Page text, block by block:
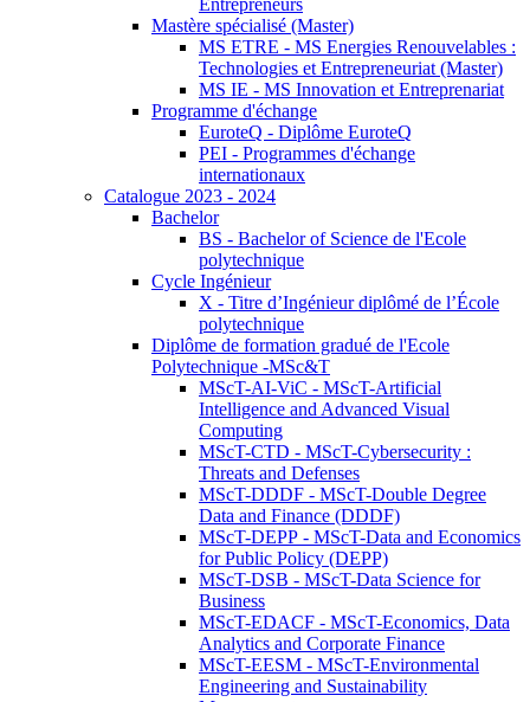
Entrepreneurs
Mastère spécialisé (Master)
MS ETRE - MS Energies Renouvelables :
Technologies et Entrepreneuriat (Master)
MS IE - MS Innovation et Entreprenariat
Programme d'échange
EuroteQ - Diplôme EuroteQ
PEI - Programmes d'échange
internationaux
Catalogue 2023 - 2024
Bachelor
BS - Bachelor of Science de l'Ecole
polytechnique
Cycle Ingénieur
X - Titre d’Ingénieur diplômé de l’École
polytechnique
Diplôme de formation gradué de l'Ecole
Polytechnique -MSc&T
MScT-AI-ViC - MScT-Artificial
Intelligence and Advanced Visual
Computing
MScT-CTD - MScT-Cybersecurity :
Threats and Defenses
MScT-DDDF - MScT-Double Degree
Data and Finance (DDDF)
MScT-DEPP - MScT-Data and Economics
for Public Policy (DEPP)
MScT-DSB - MScT-Data Science for
Business
MScT-EDACF - MScT-Economics, Data
Analytics and Corporate Finance
MScT-EESM - MScT-Environmental
Engineering and Sustainability